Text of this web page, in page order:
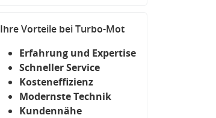
Ihre Vorteile bei Turbo-Mot
Erfahrung und Expertise
Schneller Service
Kosteneffizienz
Modernste Technik
Kundennähe